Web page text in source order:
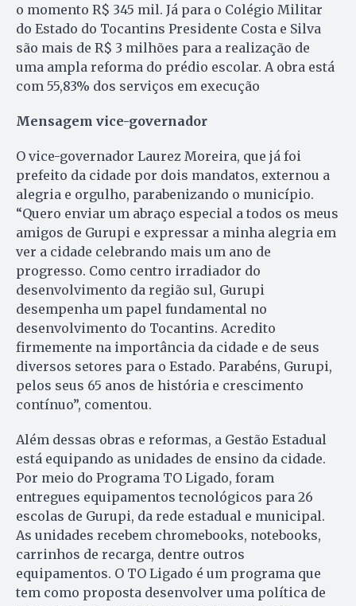
o momento R$ 345 mil. Já para o Colégio Militar
do Estado do Tocantins Presidente Costa e Silva
são mais de R$ 3 milhões para a realização de
uma ampla reforma do prédio escolar. A obra está
com 55,83% dos serviços em execução
Mensagem vice-governador
O vice-governador Laurez Moreira, que já foi
prefeito da cidade por dois mandatos, externou a
alegria e orgulho, parabenizando o município.
“Quero enviar um abraço especial a todos os meus
amigos de Gurupi e expressar a minha alegria em
ver a cidade celebrando mais um ano de
progresso. Como centro irradiador do
desenvolvimento da região sul, Gurupi
desempenha um papel fundamental no
desenvolvimento do Tocantins. Acredito
firmemente na importância da cidade e de seus
diversos setores para o Estado. Parabéns, Gurupi,
pelos seus 65 anos de história e crescimento
contínuo”, comentou.
Além dessas obras e reformas, a Gestão Estadual
está equipando as unidades de ensino da cidade.
Por meio do Programa TO Ligado, foram
entregues equipamentos tecnológicos para 26
escolas de Gurupi, da rede estadual e municipal.
As unidades recebem chromebooks, notebooks,
carrinhos de recarga, dentre outros
equipamentos. O TO Ligado é um programa que
tem como proposta desenvolver uma política de